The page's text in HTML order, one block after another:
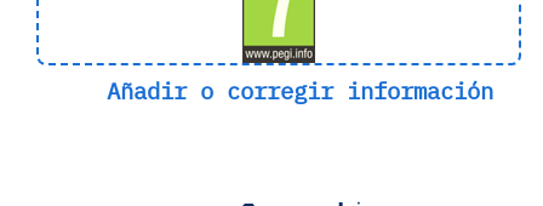
Añadir o corregir información